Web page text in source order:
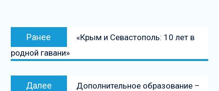
Ранее
«Крым и Севастополь: 10 лет в
родной гавани»
Далее
Дополнительное образование –